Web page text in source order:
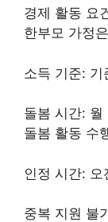
경제 활동 요
한부모 가정
소득 기준: 기
돌봄 시간:
돌봄 활동 수
인정 시간:
중복 지원 불